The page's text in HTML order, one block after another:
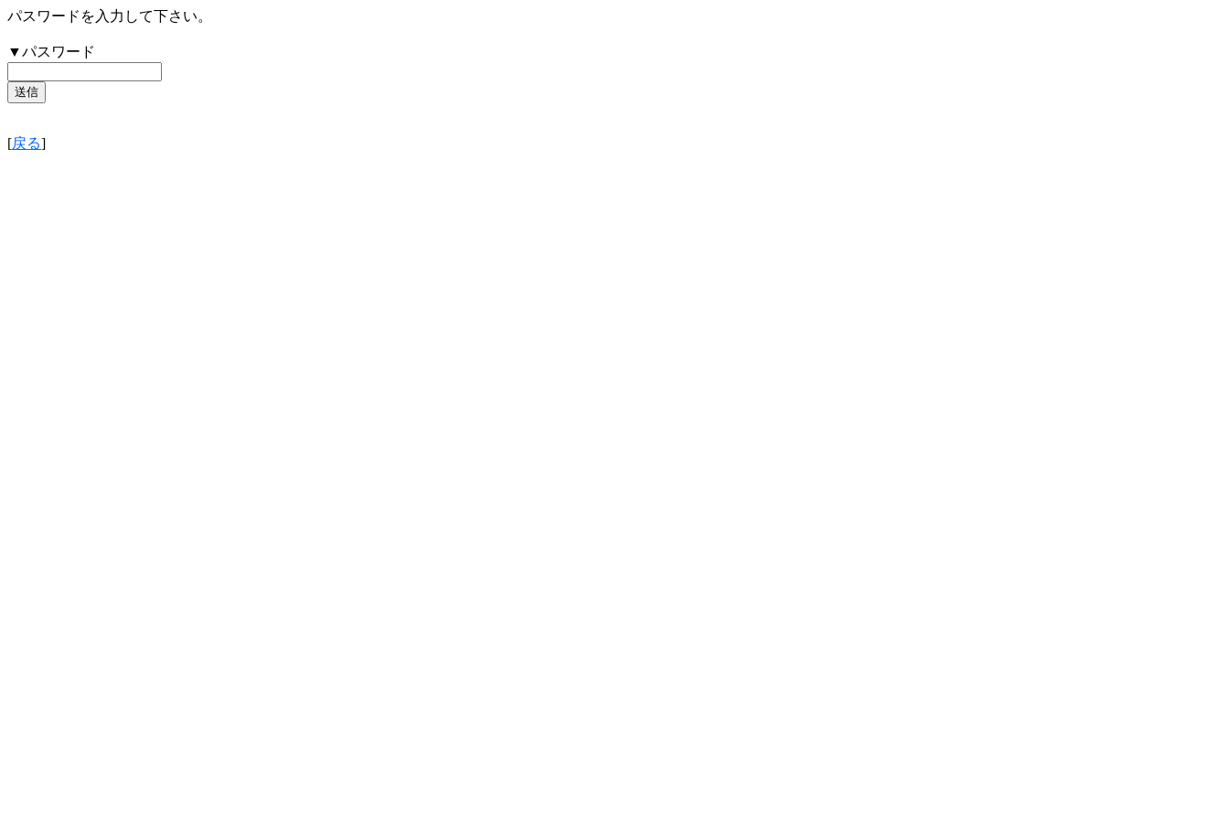
パスワードを入力して下さい。
▼パスワード
[戻る]